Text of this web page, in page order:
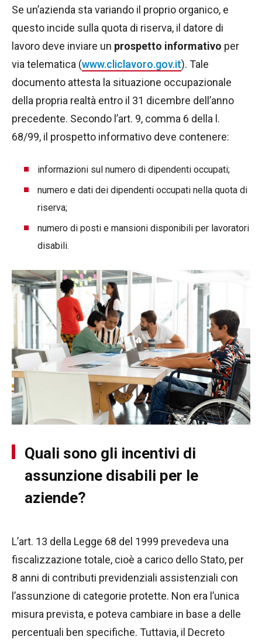
Se un’azienda sta variando il proprio organico, e
questo incide sulla quota di riserva, il datore di
lavoro deve inviare un prospetto informativo per
via telematica (www.cliclavoro.gov.it). Tale
documento attesta la situazione occupazionale
della propria realtà entro il 31 dicembre dell’anno
precedente. Secondo l’art. 9, comma 6 della l.
68/99, il prospetto informativo deve contenere:
informazioni sul numero di dipendenti occupati;
numero e dati dei dipendenti occupati nella quota di
riserva;
numero di posti e mansioni disponibili per lavoratori
disabili.
Quali sono gli incentivi di
assunzione disabili per le
aziende?
L’art. 13 della Legge 68 del 1999 prevedeva una
fiscalizzazione totale, cioè a carico dello Stato, per
8 anni di contributi previdenziali assistenziali con
l’assunzione di categorie protette. Non era l’unica
misura prevista, e poteva cambiare in base a delle
percentuali ben specifiche. Tuttavia, il Decreto